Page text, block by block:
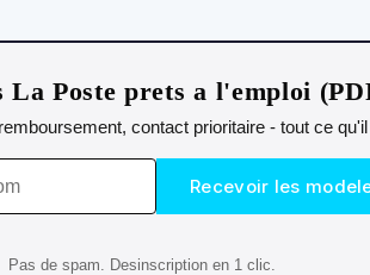
Poste prets a l'emploi
contact prioritaire - tout ce
Recevoir les
Pas de spam. Desinscription en 1 clic.